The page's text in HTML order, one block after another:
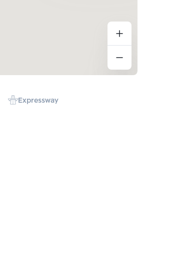
Expressway